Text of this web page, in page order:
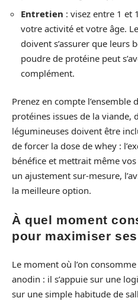
Entretien : visez entre 1 et
votre activité et votre âge.
doivent s’assurer que leurs
poudre de protéine peut
complément.
Prenez en compte
protéines issues de la
légumineuses doivent être
de forcer la dose de whey :
bénéfice et mettrait même
un ajustement sur-mesure,
la meilleure option.
À quel moment
pour maximiser
Le moment où l’on
anodin : il s’appuie sur une
sur une simple habitude de